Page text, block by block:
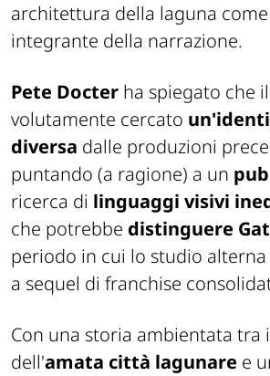
architettura della laguna
integrante della narrazione.
Pete Docter ha spiegato che
volutamente cercato
diversa dalle produzioni
puntando (a ragione) a un
ricerca di linguaggi visivi
che potrebbe distinguere
periodo in cui lo studio
a sequel di franchise
Con una storia ambientata tra
dell'amata città lagunare e